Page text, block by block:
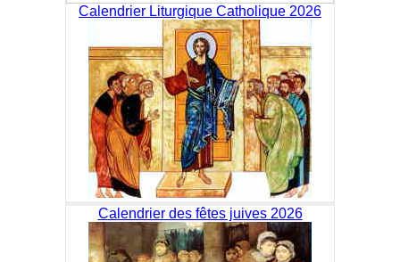
Calendrier Liturgique Catholique 2026
Calendrier des fêtes juives 2026